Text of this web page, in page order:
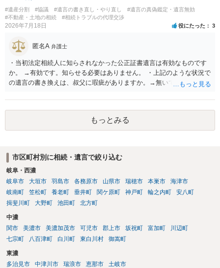
#遺産分割 #協議 #遺言の書き直し・やり直し
#遺言の真偽鑑定・遺言無効
#不動産・土地の相続
#相続トラブルの代理交渉
2026年7月18日 役にたった 3
匿名A 弁護士
・当初法定相続人に知らされなかった公正証書遺言は有効なものです
か。 →有効です。知らせる必要はありません。 ・上記のような状況で
の遺言の書き換えは、叔父に瑕疵がありますか。→無いです。 ・分割
ますか。 →本人が自由に決められますので、どこが妥当とは言えない
です。客観的な基準もありません。 ・できれば穏やかに、分割を拒否
することはできますか。 →分割を拒否するということは、遺産はいら
ないということでしょうか。遺言で、受取を指定されててもいらない
もっとみる
市区町村別に相続・遺言で絞り込む
岐阜・西濃
岐阜市
大垣市 羽島市 各務原市 山県市 瑞穂市 本巣市
海津市
岐南町
笠松町 養老町 垂井町 関ケ原町 神戸町 輪之内町
安八町
揖斐川町
大野町 池田町 北方町
中濃
関市
美濃市 美濃加茂市 可児市 郡上市 坂祝町 富加町
川辺町
七宗町
八百津町 白川町 東白川村 御嵩町
東濃
多治見市
中津川市 瑞浪市 恵那市 土岐市